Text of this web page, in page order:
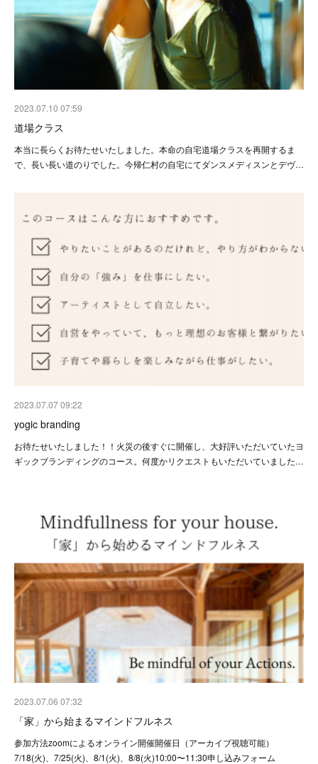
2023.07.10 07:59
道場クラス
本当に長らくお待たせいたしました。本命の自宅道場クラスを再開するま
で、長い長い道のりでした。今帰仁村の自宅にてダンスメディスンとデヴ…
2023.07.07 09:22
yogic branding
お待たせいたしました！！火災の後すぐに開催し、大好評いただいていたヨ
ギックブランディングのコース。何度かリクエストもいただいていました…
2023.07.06 07:32
「家」から始まるマインドフルネス
参加方法zoomによるオンライン開催開催日（アーカイブ視聴可能）
7/18(火)、7/25(火)、8/1(火)、8/8(火)10:00〜11:30申し込みフォーム